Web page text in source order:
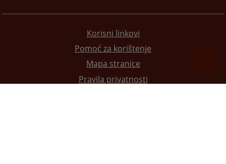
Korisni linkovi
Pomoć za korištenje
Mapa stranice
Pravila privatnosti